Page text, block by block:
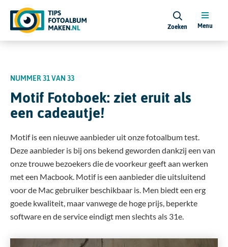
Zoeken Menu
NUMMER 31VAN 33
Motif Fotoboek: ziet eruit als
een cadeautje!
Motif is een nieuwe aanbieder uit onze fotoalbum test.
Deze aanbieder is bij ons bekend geworden dankzij een van
onze trouwe bezoekers die de voorkeur geeft aan werken
met een Macbook. Motif is een aanbieder die uitsluitend
voor de Mac gebruiker beschikbaar is. Men biedt een erg
goede kwaliteit, maar vanwege de hoge prijs, beperkte
software en de service eindigt men slechts als 31e.